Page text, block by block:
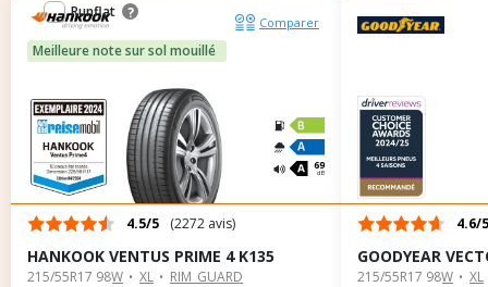
Runflat
?
Meilleure note sur sol mouillé
Comparer
69
dB
4.5/5 (2272 avis)
HANKOOK VENTUS PRIME 4 K135
215/55R17 98W XL RIM_GUARD
4.6/5
GOODYEAR
215/55R17 98W XL
B
B